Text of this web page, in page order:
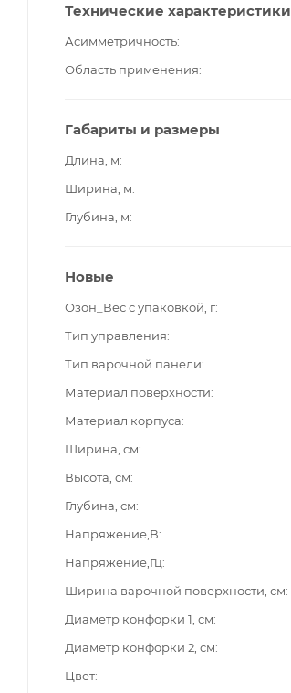
Технические характеристики
Асимметричность
Область применения
Габариты и размеры
Длина, м
Ширина, м
Глубина, м
Новые
Озон_Вес с упаковкой, г
Тип управления
Тип варочной панели
Материал поверхности
Материал корпуса
Ширина, см
Высота, см
Глубина, см
Напряжение,В
Напряжение,Гц
Ширина варочной поверхности, см
Диаметр конфорки 1, см
Диаметр конфорки 2, см
Цвет